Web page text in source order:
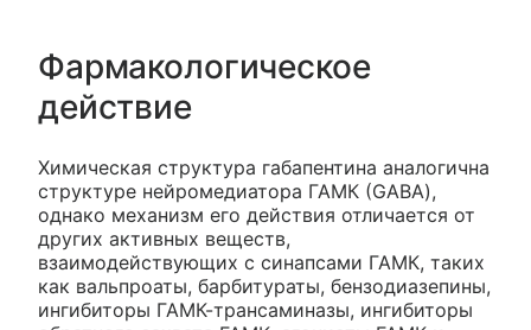
Фармакологическое
действие
Химическая структура габапентина аналогична
структуре нейромедиатора ГАМК (GABA),
однако механизм его действия отличается от
других активных веществ,
взаимодействующих с синапсами ГАМК, таких
как вальпроаты, барбитураты, бензодиазепины,
ингибиторы ГАМК-трансаминазы, ингибиторы